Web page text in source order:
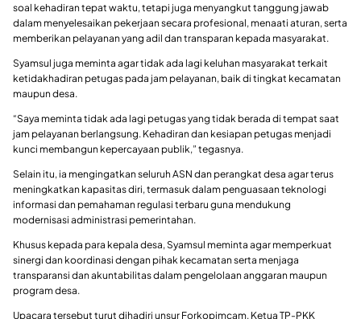
soal kehadiran tepat waktu, tetapi juga menyangkut tanggung jawab
dalam menyelesaikan pekerjaan secara profesional, menaati aturan, serta
memberikan pelayanan yang adil dan transparan kepada masyarakat.
Syamsul juga meminta agar tidak ada lagi keluhan masyarakat terkait
ketidakhadiran petugas pada jam pelayanan, baik di tingkat kecamatan
maupun desa.
“Saya meminta tidak ada lagi petugas yang tidak berada di tempat saat
jam pelayanan berlangsung. Kehadiran dan kesiapan petugas menjadi
kunci membangun kepercayaan publik,” tegasnya.
Selain itu, ia mengingatkan seluruh ASN dan perangkat desa agar terus
meningkatkan kapasitas diri, termasuk dalam penguasaan teknologi
informasi dan pemahaman regulasi terbaru guna mendukung
modernisasi administrasi pemerintahan.
Khusus kepada para kepala desa, Syamsul meminta agar memperkuat
sinergi dan koordinasi dengan pihak kecamatan serta menjaga
transparansi dan akuntabilitas dalam pengelolaan anggaran maupun
program desa.
Upacara tersebut turut dihadiri unsur Forkopimcam, Ketua TP-PKK